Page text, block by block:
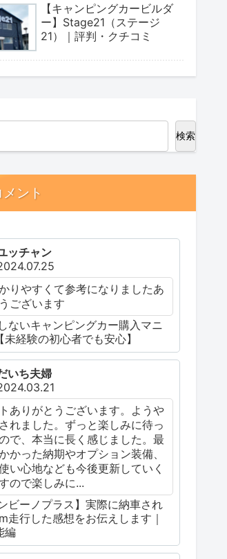
【キャンピングカービルダ
ー】Stage21（ステージ
21）｜評判・クチコミ
検索
ント
ッチャン
りやすくて参考になりましたあ
ございます
ないキャンピングカー購入マニ
未経験の初心者でも安心】
いち夫婦
ありがとうございます。ようや
れました。ずっと楽しみに待っ
で、本当に長く感じました。最
かった納期やオプション装備、
い心地なども今後更新していく
ので楽しみに...
ンビーノプラス】実際に納車され
走行した感想をお伝えします｜
編